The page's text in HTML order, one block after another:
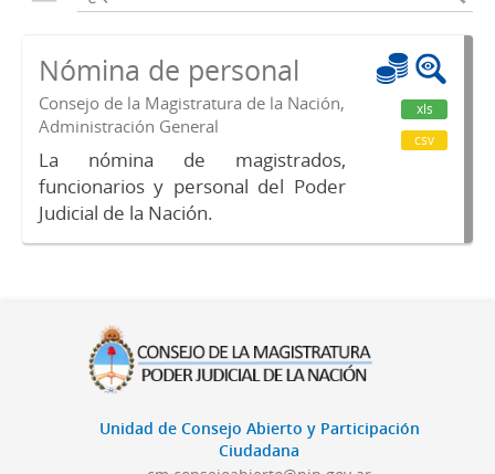
Nómina de personal
Consejo de la Magistratura de la Nación,
Administración General
La nómina de magistrados,
funcionarios y personal del Poder
Judicial de la Nación.
xls
csv
Unidad de Consejo Abierto y Participación
Ciudadana